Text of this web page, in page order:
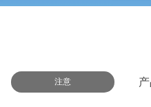
注意